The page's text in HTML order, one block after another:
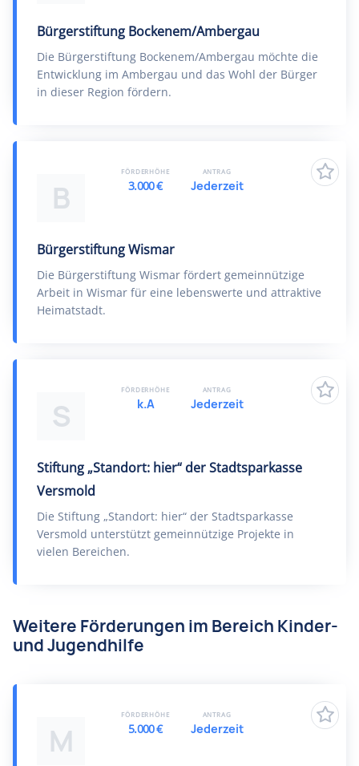
Bürgerstiftung Bockenem/Ambergau
Die Bürgerstiftung Bockenem/Ambergau möchte die
Entwicklung im Ambergau und das Wohl der Bürger
in dieser Region fördern.
B
Bürgerstiftung Wismar
Die Bürgerstiftung Wismar fördert gemeinnützige
Arbeit in Wismar für eine lebenswerte und attraktive
Heimatstadt.
FÖRDERHÖHE
3.000 €
ANTRAG
Jederzeit
S
Stiftung „Standort: hier“ der Stadtsparkasse
Versmold
Die Stiftung „Standort: hier“ der Stadtsparkasse
Versmold unterstützt gemeinnützige Projekte in
vielen Bereichen.
FÖRDERHÖHE
k.A
ANTRAG
Jederzeit
Weitere Förderungen im Bereich Kinder-
und Jugendhilfe
M
FÖRDERHÖHE
5.000 €
ANTRAG
Jederzeit